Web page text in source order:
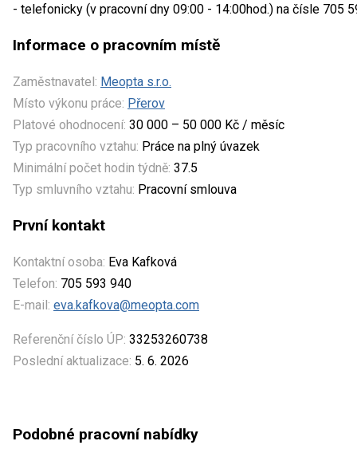
- telefonicky (v pracovní dny 09:00 - 14:00hod.) na čísle 705
Informace o pracovním místě
Zaměstnavatel: Meopta s.r.o.
Místo výkonu práce: Přerov
Platové ohodnocení: 30 000 – 50 000 Kč / měsíc
Typ pracovního vztahu: Práce na plný úvazek
Minimální počet hodin týdně: 37.5
Typ smluvního vztahu: Pracovní smlouva
První kontakt
Kontaktní osoba: Eva Kafková
Telefon: 705 593 940
E-mail: eva.kafkova@meopta.com
Referenční číslo ÚP: 33253260738
Poslední aktualizace: 5. 6. 2026
Podobné pracovní nabídky